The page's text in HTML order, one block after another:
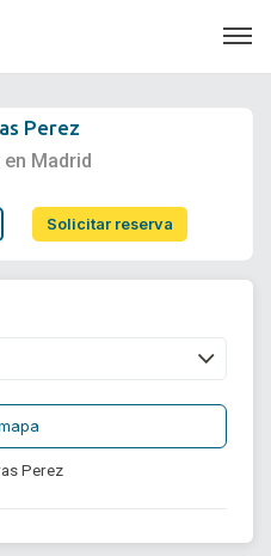
Perez
en Madrid
Solicitar reserva
Perez